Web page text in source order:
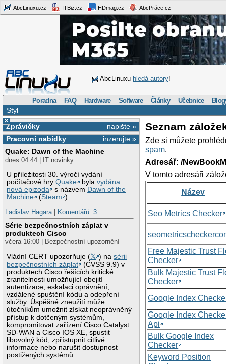
AbcLinuxu.cz ITBiz.cz HDmag.cz AbcPráce.cz
AbcLinuxu hledá autory!
Poradna FAQ Hardware Software Články Učebnice
Styl
×
napište »
Zprávičky
inzerujte »
Pracovní nabídky
Quake: Dawn of the Machine
dnes 04:44 | IT novinky
U příležitosti 30. výročí vydání
počítačové hryQuake bylavydána
nová epizoda
s názvem Dawn of the
Machine
(Steam ).
Ladislav Hagara| Komentářů: 3
Série bezpečnostních záplat v
produktech Cisco
včera 16:00 | Bezpečnostní upozornění
Vládní CERT upozorňuje (𝕏 ) nasérii
bezpečnostních záplat
(CVSS 9.9) v
produktech Cisco řešících kritické
zranitelnosti umožňující obejití
autentizace, eskalaci oprávnění,
vzdálené spuštění kódu a odepření
služby. Úspěšné zneužití může
útočníkům umožnit získat neoprávněný
přístup k dotčeným systémům,
kompromitovat zařízení Cisco Catalyst
SD-WAN a Cisco IOS XE, spustit
libovolný kód, zpřístupnit citlivé
informace nebo narušit dostupnost
postižených systémů.
Seznam
Zde si můžete
spam.
Adresář: /
V tomto adresáři
Název
Seo Metrics Checker
Free Majestic Trust
Checker
Bulk Majestic Trust
Checker
Google Index
Google Index
Api
Bulk Google Index
Checker
Keyword Position